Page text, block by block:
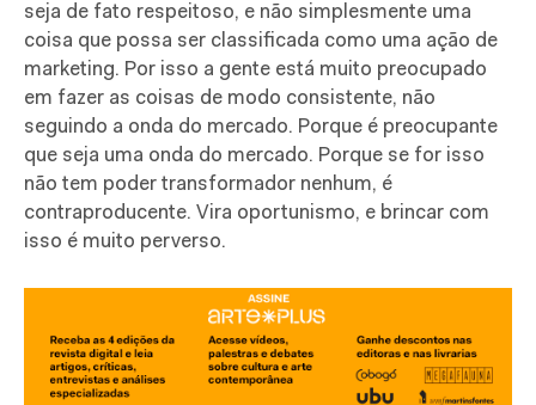
seja de fato respeitoso, e não simplesmente uma
coisa que possa ser classificada como uma ação de
marketing. Por isso a gente está muito preocupado
em fazer as coisas de modo consistente, não
seguindo a onda do mercado. Porque é preocupante
que seja uma onda do mercado. Porque se for isso
não tem poder transformador nenhum, é
contraproducente. Vira oportunismo, e brincar com
isso é muito perverso.